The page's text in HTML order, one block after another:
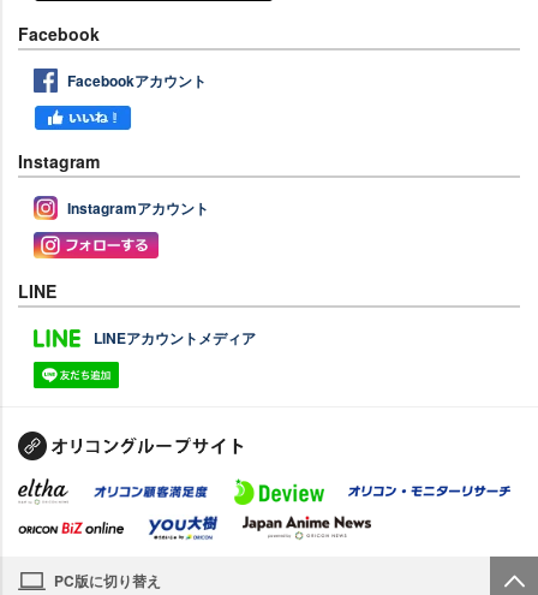
Facebook
Facebookアカウント
Instagram
Instagramアカウント
LINE
LINEアカウントメディア
PC版に切り替え